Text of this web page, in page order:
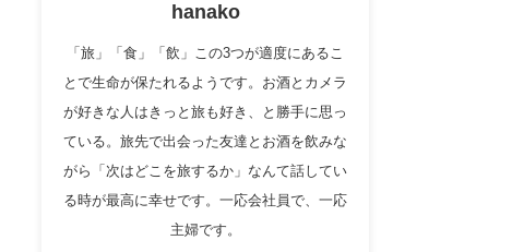
hanako
「旅」「食」「飲」この3つが適度にあるこ
とで生命が保たれるようです。お酒とカメラ
が好きな人はきっと旅も好き、と勝手に思っ
ている。旅先で出会った友達とお酒を飲みな
がら「次はどこを旅するか」なんて話してい
る時が最高に幸せです。一応会社員で、一応
主婦です。